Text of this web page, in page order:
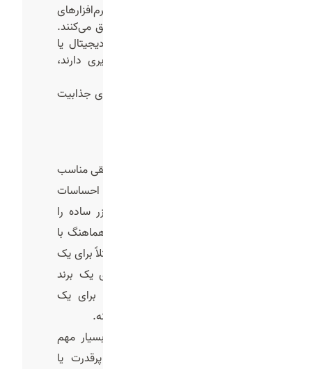
اگر انیمیشن باشد: تیم طراحی با نرم‌افزارهای
گرافیکی سکانس‌های متحرک را خلق می‌کنند.
این روش به ویژه برای برندهای دیجیتال یا
تبلیغاتی که نیاز به خلاقیت تصویری دارند،
کیفیت این مرحله تاثیر مستقیم روی جذابیت
هیچ تیزری بدون صداگذاری و موسیقی مناسب
کامل نیست. موسیقی می‌تواند احساسات
مخاطب را برانگیزد و حتی یک تیزر ساده را
ماندگار کند. انتخاب موسیقی باید هماهنگ با
هویت برند و فضای سناریو باشد؛ مثلاً برای یک
برند ورزشی موسیقی پرانرژی، برای یک برند
لوکس موسیقی کلاسیک آرام، و برای یک
محصول کودکانه آهنگ شاد و کودکانه.
همچنین صدای گوینده (نریشن) بسیار مهم
است. انتخاب یک صدای گرم، پرقدرت یا